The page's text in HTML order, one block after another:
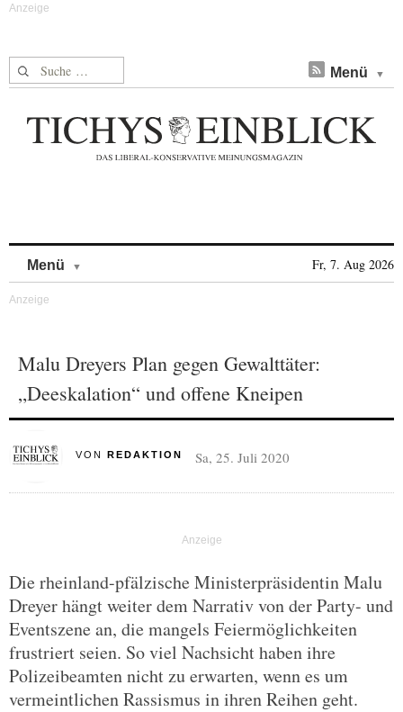
Suche nach: Menü
Menü Fr, 7. Aug 2026
Malu Dreyers Plan gegen Gewalttäter:
„Deeskalation“ und offene Kneipen
VON REDAKTION Sa, 25. Juli 2020
Die rheinland-pfälzische Ministerpräsidentin Malu
Dreyer hängt weiter dem Narrativ von der Party- und
Eventszene an, die mangels Feiermöglichkeiten
frustriert seien. So viel Nachsicht haben ihre
Polizeibeamten nicht zu erwarten, wenn es um
vermeintlichen Rassismus in ihren Reihen geht.